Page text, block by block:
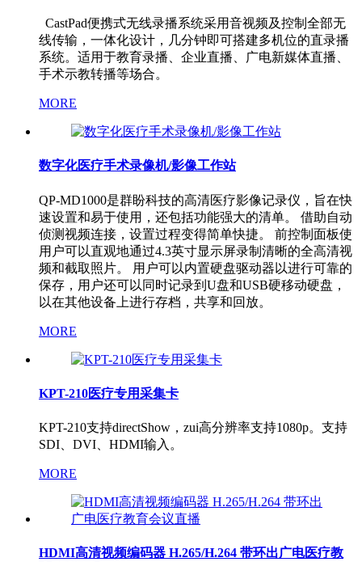
CastPad便携式无线录播系统采用音视频及控制全部无
线传输，一体化设计，几分钟即可搭建多机位的直录播
系统。适用于教育录播、企业直播、广电新媒体直播、
手术示教转播等场合。
MORE
数字化医疗手术录像机/影像工作站
QP-MD1000是群盼科技的高清医疗影像记录仪，旨在快
速设置和易于使用，还包括功能强大的清单。 借助自动
侦测视频连接，设置过程变得简单快捷。 前控制面板使
用户可以直观地通过4.3英寸显示屏录制清晰的全高清视
频和截取照片。 用户可以内置硬盘驱动器以进行可靠的
保存，用户还可以同时记录到U盘和USB硬移动硬盘，
以在其他设备上进行存档，共享和回放。
MORE
KPT-210医疗专用采集卡
KPT-210支持directShow，zui高分辨率支持1080p。支持
SDI、DVI、HDMI输入。
MORE
HDMI高清视频编码器 H.265/H.264 带环出广电医疗教